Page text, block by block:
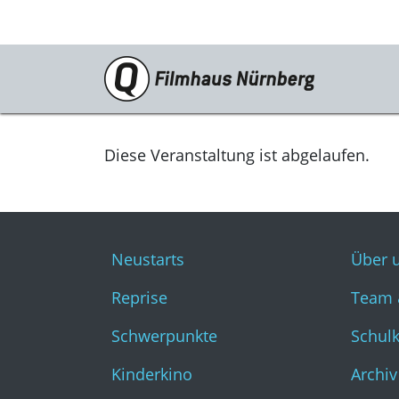
Programm
Neustarts
Kinderkino
Stummfilm
Cine International
Filmclub
Diese Veranstaltung ist abgelaufen.
Neustarts
Reprise
Schwerpunkte
Kinderkino
Über
Team
Archiv